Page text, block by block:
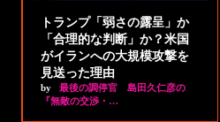
トランプ「弱さの露呈」か
「合理的な判断」か？米国
がイランへの大規模攻撃を
見送った理由
by
最後の調停官 島田久仁彦の
『無敵の交渉・…